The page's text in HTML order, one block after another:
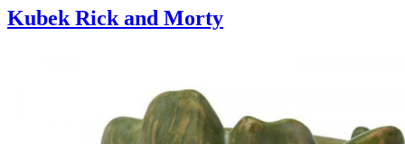
Kubek Rick and Morty